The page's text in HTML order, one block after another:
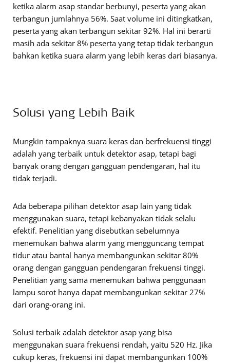
ketika alarm asap standar berbunyi, peserta yang akan
terbangun jumlahnya 56%. Saat volume ini ditingkatkan,
peserta yang akan terbangun sekitar 92%. Hal ini berarti
masih ada sekitar 8% peserta yang tetap tidak terbangun
bahkan ketika suara alarm yang lebih keras dari biasanya.
Solusi yang Lebih Baik
Mungkin tampaknya suara keras dan berfrekuensi tinggi
adalah yang terbaik untuk detektor asap, tetapi bagi
banyak orang dengan gangguan pendengaran, hal itu
tidak terjadi.
Ada beberapa pilihan detektor asap lain yang tidak
menggunakan suara, tetapi kebanyakan tidak selalu
efektif. Penelitian yang disebutkan sebelumnya
menemukan bahwa alarm yang mengguncang tempat
tidur atau bantal hanya membangunkan sekitar 80%
orang dengan gangguan pendengaran frekuensi tinggi.
Penelitian yang sama menemukan bahwa penggunaan
lampu sorot hanya dapat membangunkan sekitar 27%
dari orang-orang ini.
Solusi terbaik adalah detektor asap yang bisa
menggunakan suara frekuensi rendah, yaitu 520 Hz. Jika
cukup keras, frekuensi ini dapat membangunkan 100%